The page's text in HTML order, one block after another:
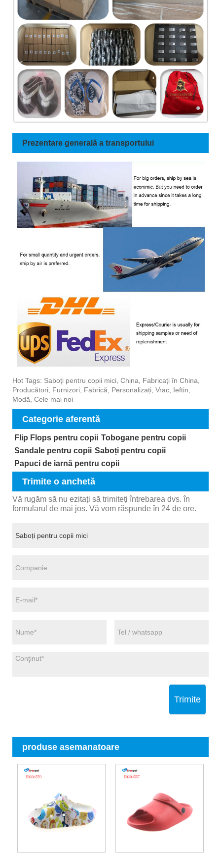
Prezentare generală a transportului
Hot Tags: Saboți pentru copii mici, China, Fabricați în China,
Producători, Furnizori, Fabrică, Personalizați, Vrac, Ieftin,
Modă, Cele mai noi
Categorie aferentă
Flip Flops pentru copii Tobogane pentru copii
Sandale pentru copii Saboți pentru copii
Papuci de iarnă pentru copii
Trimite o anchetă
Vă rugăm să nu ezitați să trimiteți întrebarea dvs. în
formularul de mai jos. Vă vom răspunde în 24 de ore.
Trimite
produse asemanatoare